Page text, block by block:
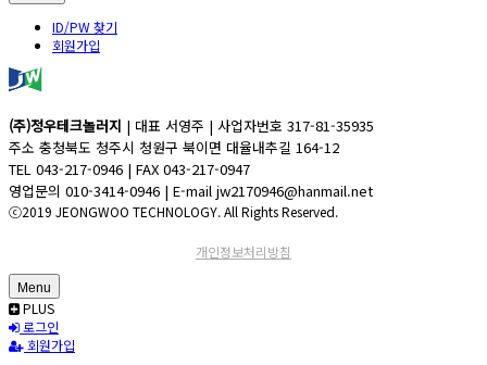
ID/PW 찾기
회원가입
(주)정우테크놀러지 | 대표 서영주 | 사업자번호 317-81-35935
주소 충청북도 청주시 청원구 북이면 대율내추길 164-12
TEL 043-217-0946 | FAX 043-217-0947
영업문의 010-3414-0946 | E-mail jw2170946@hanmail.net
ⓒ2019 JEONGWOO TECHNOLOGY. All Rights Reserved.
개인정보처리방침
Menu
PLUS
로그인
회원가입